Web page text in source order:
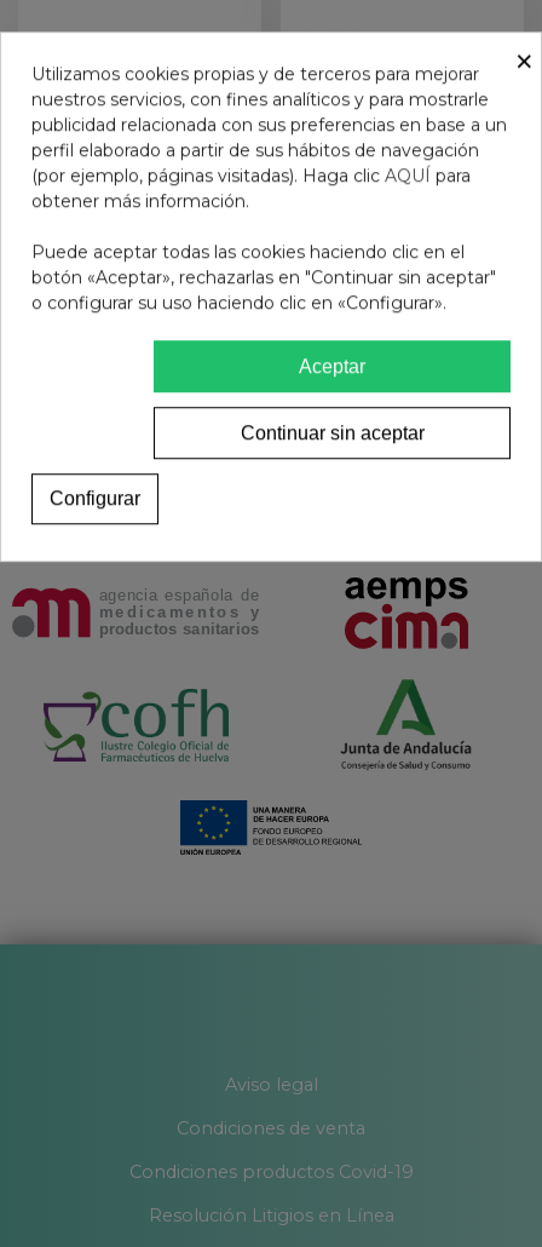
GAFA PROTECT URBAN
WAY HAVANNA-BROWN
1.0
GAFAS PROTECFARMA
GEMINI COSMO CREAM
+2.5
Aviso legal
Condiciones de venta
Condiciones productos Covid-19
Resolución Litigios en Línea
×
Utilizamos cookies propias y de terceros para mejorar
nuestros servicios, con fines analíticos y para mostrarle
publicidad relacionada con sus preferencias en base a un
perfil elaborado a partir de sus hábitos de navegación
(por ejemplo, páginas visitadas). Haga clic AQUÍ para
obtener más información.
Puede aceptar todas las cookies haciendo clic en el
botón «Aceptar», rechazarlas en "Continuar sin aceptar"
o configurar su uso haciendo clic en «Configurar».
Aceptar
Continuar sin aceptar
Configurar